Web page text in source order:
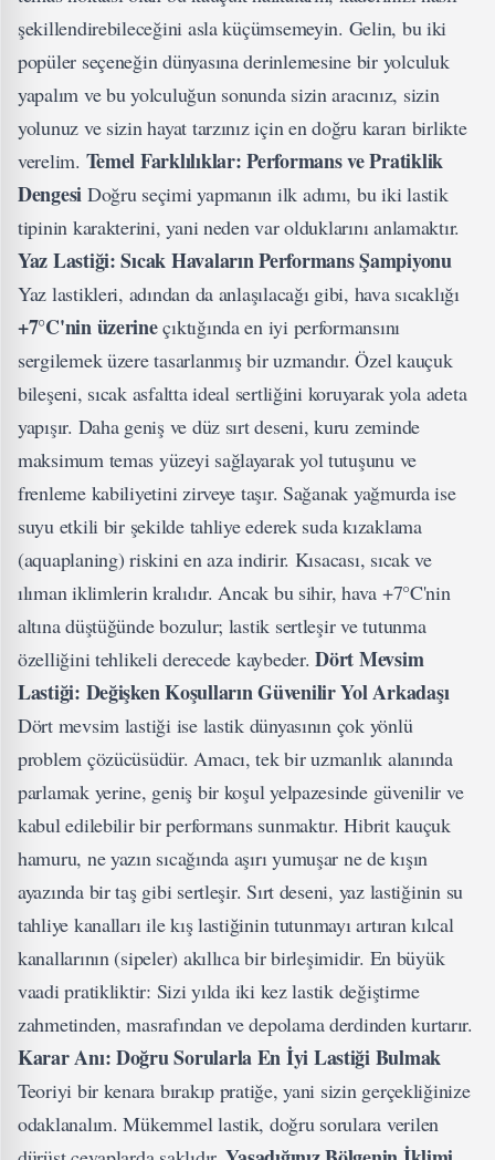
şekillendirebileceğini asla küçümsemeyin. Gelin, bu iki
popüler seçeneğin dünyasına derinlemesine bir yolculuk
yapalım ve bu yolculuğun sonunda sizin aracınız, sizin
yolunuz ve sizin hayat tarzınız için en doğru kararı birlikte
verelim. Temel Farklılıklar: Performans ve Pratiklik
Dengesi Doğru seçimi yapmanın ilk adımı, bu iki lastik
tipinin karakterini, yani neden var olduklarını anlamaktır.
Yaz Lastiği: Sıcak Havaların Performans Şampiyonu
Yaz lastikleri, adından da anlaşılacağı gibi, hava sıcaklığı
+7°C'nin üzerineçıktığında en iyi performansını
sergilemek üzere tasarlanmış bir uzmandır. Özel kauçuk
bileşeni, sıcak asfaltta ideal sertliğini koruyarak yola adeta
yapışır. Daha geniş ve düz sırt deseni, kuru zeminde
maksimum temas yüzeyi sağlayarak yol tutuşunu ve
frenleme kabiliyetini zirveye taşır. Sağanak yağmurda ise
suyu etkili bir şekilde tahliye ederek suda kızaklama
(aquaplaning) riskini en aza indirir. Kısacası, sıcak ve
ılıman iklimlerin kralıdır. Ancak bu sihir, hava +7°C'nin
altına düştüğünde bozulur; lastik sertleşir ve tutunma
özelliğini tehlikeli derecede kaybeder.Dört Mevsim
Lastiği: Değişken Koşulların Güvenilir Yol Arkadaşı
Dört mevsim lastiği ise lastik dünyasının çok yönlü
problem çözücüsüdür. Amacı, tek bir uzmanlık alanında
parlamak yerine, geniş bir koşul yelpazesinde güvenilir ve
kabul edilebilir bir performans sunmaktır. Hibrit kauçuk
hamuru, ne yazın sıcağında aşırı yumuşar ne de kışın
ayazında bir taş gibi sertleşir. Sırt deseni, yaz lastiğinin su
tahliye kanalları ile kış lastiğinin tutunmayı artıran kılcal
kanallarının (sipeler) akıllıca bir birleşimidir. En büyük
vaadi pratikliktir: Sizi yılda iki kez lastik değiştirme
zahmetinden, masrafından ve depolama derdinden kurtarır.
Karar Anı: Doğru Sorularla En İyi Lastiği Bulmak
Teoriyi bir kenara bırakıp pratiğe, yani sizin gerçekliğinize
odaklanalım. Mükemmel lastik, doğru sorulara verilen